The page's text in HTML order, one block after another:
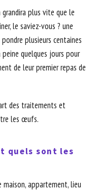
plus vite que le
le saviez-vous ? une
plusieurs centaines
quelques jours pour
de leur premier repas de
des traitements et
les œufs.
quels sont les
maison, appartement, lieu